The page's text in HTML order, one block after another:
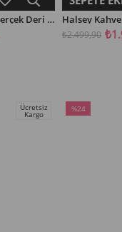
Halsey Siyah Renkli Gerçek Deri Kadın Makosen Ayakkabi
₺2.499,90
Ücretsiz
Kargo
%24